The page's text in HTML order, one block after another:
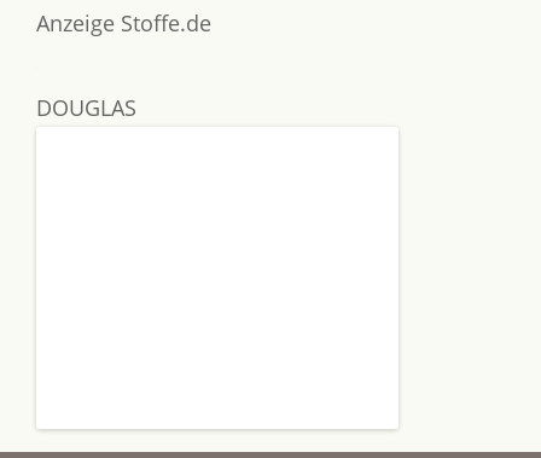
Anzeige Stoffe.de
DOUGLAS